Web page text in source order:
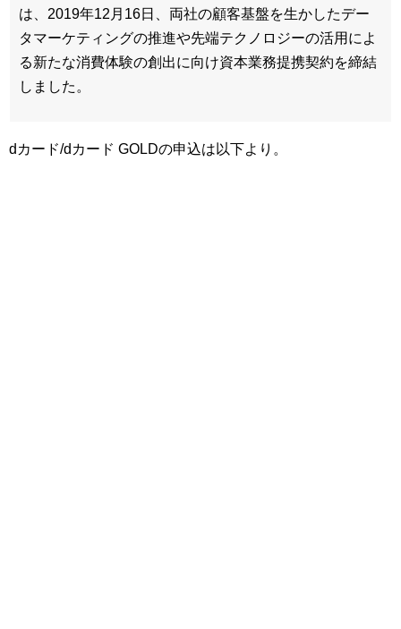
は、2019年12月16日、両社の顧客基盤を生かしたデー
タマーケティングの推進や先端テクノロジーの活用によ
る新たな消費体験の創出に向け資本業務提携契約を締結
しました。
dカード/dカード GOLDの申込は以下より。